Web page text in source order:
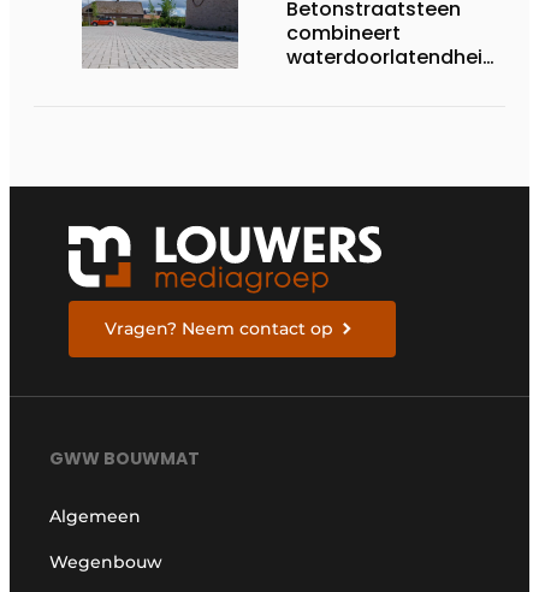
Betonstraatsteen
combineert
waterdoorlatendheid
Vragen? Neem contact op
GWW BOUWMAT
Algemeen
Wegenbouw